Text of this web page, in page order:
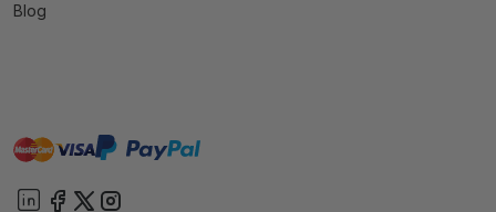
Blog
mastervisa paypal